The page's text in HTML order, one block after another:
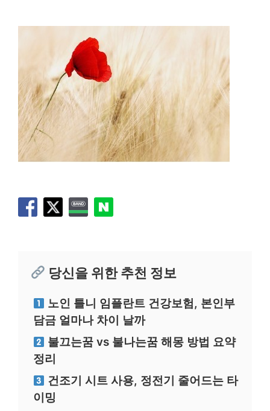
당신을 위한 추천 정보
노인 틀니 임플란트 건강보험, 본인부
담금 얼마나 차이 날까
불끄는꿈 vs 불나는꿈 해몽 방법 요약
정리
건조기 시트 사용, 정전기 줄어드는 타
이밍